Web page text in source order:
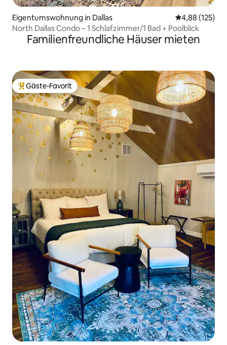
Eigentumswohnung in Dallas
4,88 (125)
North Dallas Condo – 1 Schlafzimmer/1 Bad + Poolblick
Familienfreundliche Häuser mieten
Beliebter Gäste-Favorit.
Gäste-Favorit